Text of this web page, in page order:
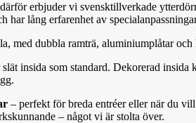
erbjuder vi svensktillverkade
lång erfarenhet av
med dubbla ramträ, aluminiumplåtar
insida som standard. Dekorerad
– perfekt för breda entréer eller när du
– något vi är stolta över.